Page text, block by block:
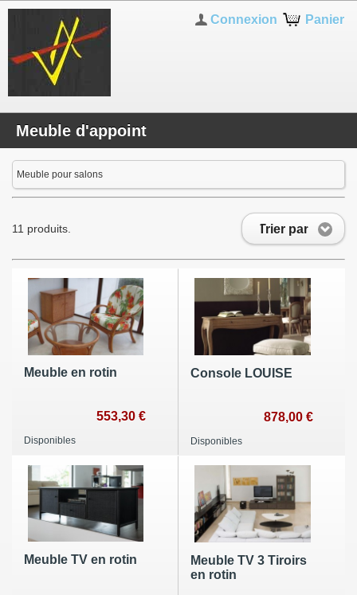
Panier
Connexion
Meuble d'appoint
Meuble pour salons
Trier par
11 produits.
Meuble en rotin
553,30 €
Disponibles
Console LOUISE
878,00 €
Disponibles
Meuble TV en rotin
Meuble TV 3 Tiroirs
en rotin